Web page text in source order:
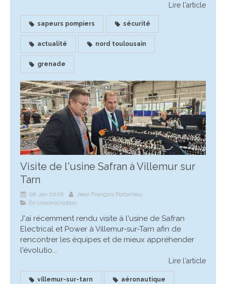
Lire l'article
sapeurs pompiers sécurité
actualité nord toulousain
grenade
Visite de l'usine Safran à Villemur sur
Tarn
08 Jan 2026
Jean François Portarrieu
En circonscription
J'ai récemment rendu visite à l'usine de Safran
Electrical et Power à Villemur-sur-Tarn afin de
rencontrer les équipes et de mieux appréhender
l'évolutio...
Lire l'article
villemur-sur-tarn aéronautique